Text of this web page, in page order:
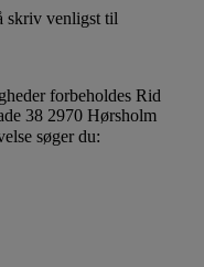
skriv venligst til
forbeholdes Rid
38 2970 Hørsholm
søger du: